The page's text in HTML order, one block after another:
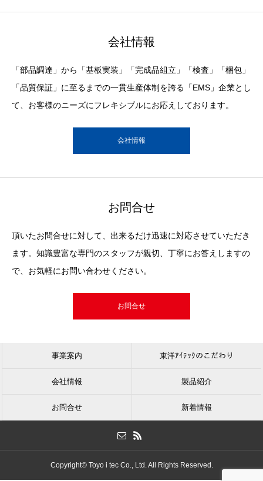
会社情報
「部品調達」から「基板実装」「完成品組立」「検査」「梱包」
「品質保証」に至るまでの一貫生産体制を誇る「EMS」企業とし
て、お客様のニーズにフレキシブルにお応えしております。
会社情報
お問合せ
頂いたお問合せに対して、出来るだけ迅速に対応させていただき
ます。知識豊富な専門のスタッフが親切、丁寧にお答えしますの
で、お気軽にお問い合わせください。
お問合せ
事業案内 東洋ｱｲﾃｯｸのこだわり
会社情報 製品紹介
お問合せ 新着情報
Copyright© Toyo i tec Co., Ltd. All Rights Reserved.